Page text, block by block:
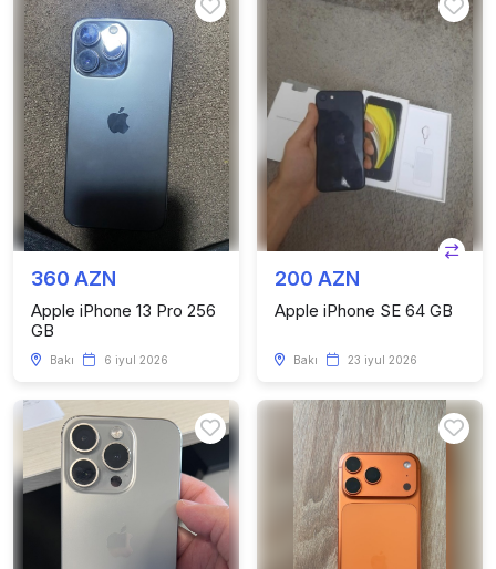
360 AZN
Apple iPhone 13 Pro 256
GB
Bakı 6 iyul 2026
200 AZN
Apple iPhone SE 64 GB
Bakı 23 iyul 2026